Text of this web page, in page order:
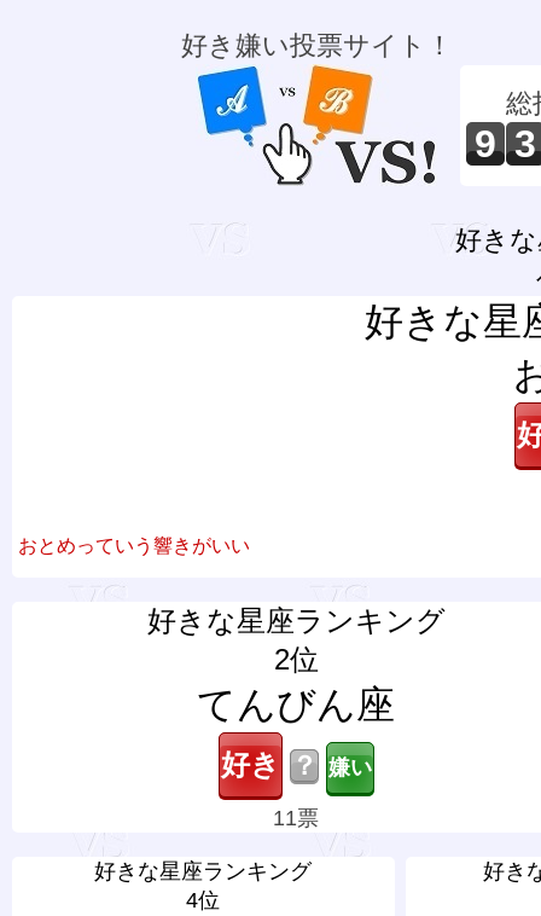
好き嫌い投票サイト！
総
9 3
好き
好きな星
おとめっていう響きがいい
好きな星座ランキング
2位
てんびん座
？
11票
好きな星座ランキング
4位
好き